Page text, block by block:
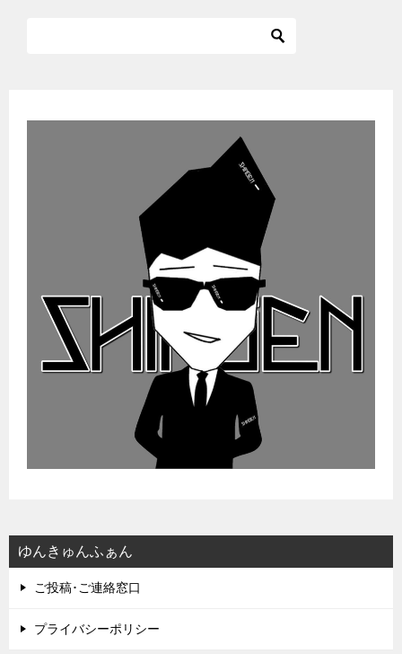
ゆんきゅんふぁん
ご投稿･ご連絡窓口
プライバシーポリシー